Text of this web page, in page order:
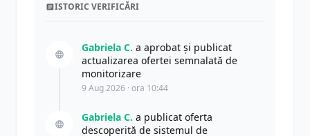
ISTORIC VERIFICĂRI
Gabriela C. a aprobat și publicat
actualizarea ofertei semnalată de
monitorizare
9 Aug 2026 · ora 10:44
Gabriela C. a publicat oferta
descoperită de sistemul de